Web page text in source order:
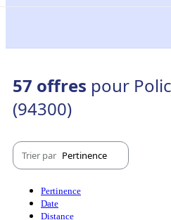
57 offres pour
(94300)
Trier par Pertinence
Pertinence
Date
Distance